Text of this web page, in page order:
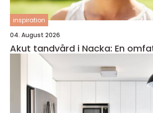
inspiration
04. August 2026
Akut tandvård i Nacka: En